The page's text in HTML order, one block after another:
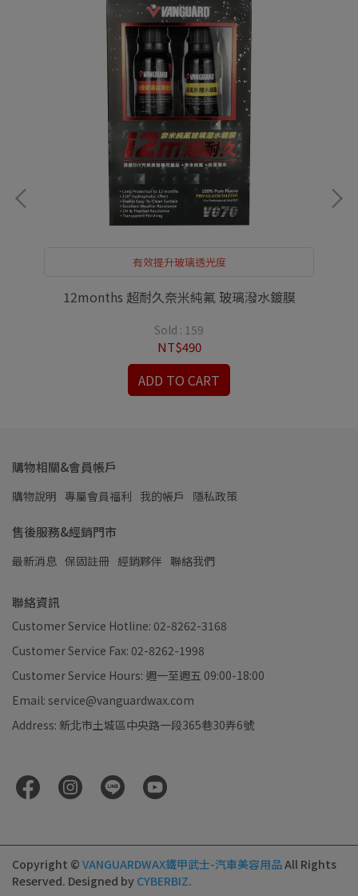
有效提升玻璃透光度
12months 超耐久奈米純氟 玻璃潑水鍍膜
Sold : 159
NT$490
ADD TO CART
購物相關&會員帳戶
購物說明 專屬會員福利 我的帳戶 隱私政策
售後服務&經銷門市
最新消息 保固註冊 經銷夥伴 聯絡我們
聯絡資訊
Customer Service Hotline: 02-8262-3168
Customer Service Fax: 02-8262-1998
Customer Service Hours: 週一至週五 09:00-18:00
Email: service@vanguardwax.com
Address: 新北市土城區中央路一段365巷30弄6號
Copyright © VANGUARDWAX鐵甲武士-汽車美容用品All Rights
Reserved. Designed by CYBERBIZ.